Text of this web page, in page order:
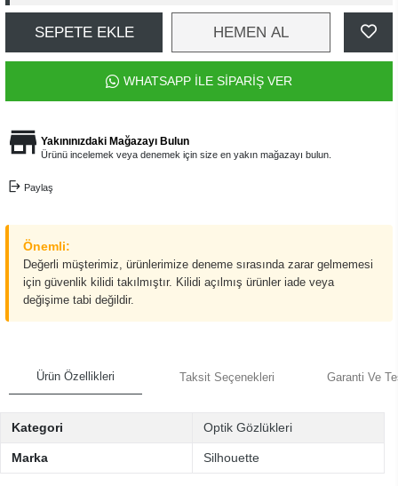
SEPETE EKLE HEMEN AL
WHATSAPP İLE SİPARİŞ VER
Yakınınızdaki Mağazayı Bulun
Ürünü incelemek veya denemek için size en yakın mağazayı bulun.
Paylaş
Önemli:
Değerli müşterimiz, ürünlerimize deneme sırasında zarar gelmemesi
için güvenlik kilidi takılmıştır. Kilidi açılmış ürünler iade veya
değişime tabi değildir.
Ürün Özellikleri Taksit Seçenekleri Garanti Ve
Kategori Optik Gözlükleri
Marka Silhouette